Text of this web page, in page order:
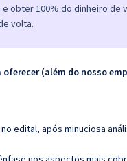
obter 100% do dinheiro de
volta.
(além do nosso
edital, após minuciosa